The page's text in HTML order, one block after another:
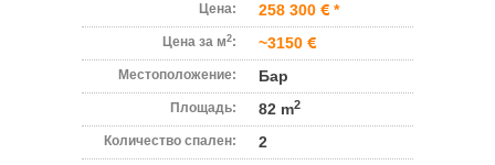
Цена: 258 300 *
Цена за м2: ~3150
Местоположение: Бар
Площадь: 82 m2
Количество спален: 2